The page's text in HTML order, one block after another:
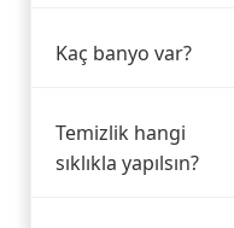
Kaç banyo var?
Temizlik hangi
sıklıkla yapılsın?